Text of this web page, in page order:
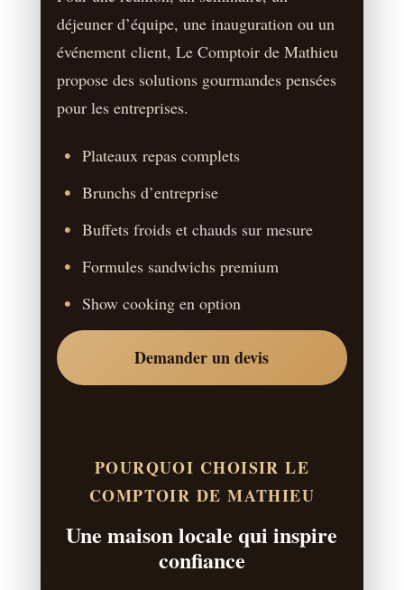
déjeuner d’équipe, une inauguration ou un
événement client, Le Comptoir de Mathieu
propose des solutions gourmandes pensées
pour les entreprises.
Plateaux repas complets
Brunchs d’entreprise
Buffets froids et chauds sur mesure
Formules sandwichs premium
Show cooking en option
Demander un devis
POURQUOI CHOISIR LE
COMPTOIR DE MATHIEU
Une maison locale qui inspire
confiance